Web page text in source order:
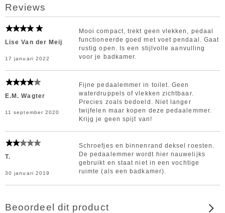
Reviews
Lise Van der Meij
17 januari 2022
Mooi compact, trekt geen vlekken, pedaal
functioneerde goed met voet pendaal. Gaat
rustig open. Is een stijlvolle aanvulling
voor je badkamer.
E.M. Wagter
11 september 2020
Fijne pedaalemmer in toilet. Geen
waterdruppels of vlekken zichtbaar.
Precies zoals bedoeld. Niet langer
twijfelen maar kopen deze pedaalemmer.
Krijg je geen spijt van!
T.
30 januari 2019
Schroefjes en binnenrand deksel roesten.
De pedaalemmer wordt hier nauwelijks
gebruikt en staat niet in een vochtige
ruimte (als een badkamer).
Beoordeel dit product